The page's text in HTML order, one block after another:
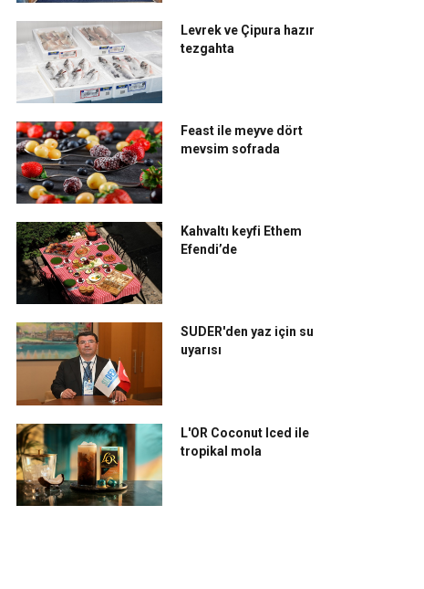
Levrek ve Çipura hazır
tezgahta
Feast ile meyve dört
mevsim sofrada
Kahvaltı keyfi Ethem
Efendi’de
SUDER'den yaz için su
uyarısı
L'OR Coconut Iced ile
tropikal mola